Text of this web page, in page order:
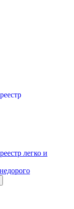
легко и